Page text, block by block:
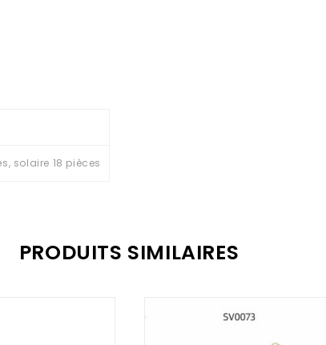
solaire 18 pièces
PRODUITS SIMILAIRES